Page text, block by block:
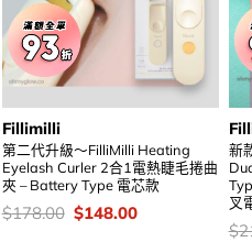
Fillimilli
第二代升級～FilliMilli Heating
Eyelash Curler 2合1電熱睫毛捲曲
夾 – Battery Type 電芯款
價
錢：
$178.00 Original
price
$148.00Current
新
叉
價
$